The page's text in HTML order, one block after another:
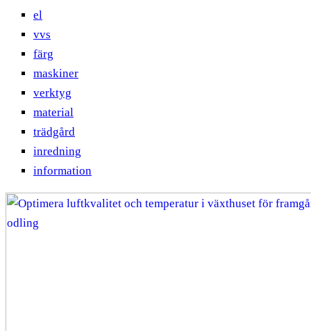
el
vvs
färg
maskiner
verktyg
material
trädgård
inredning
information